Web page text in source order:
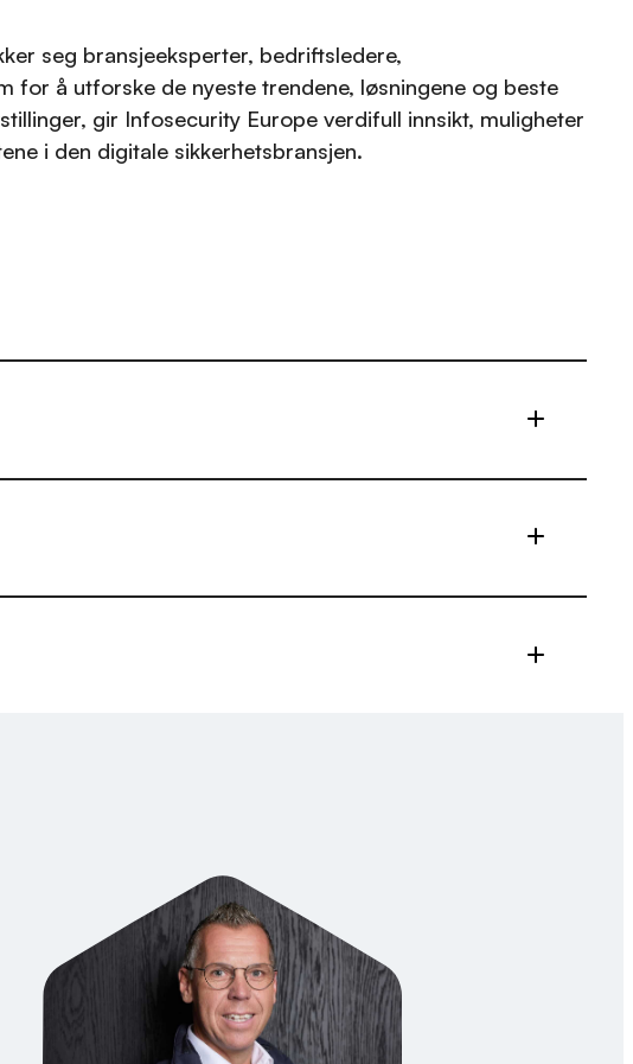
seg bransjeeksperter, bedriftsledere,
for å utforske de nyeste trendene, løsningene og beste
gir Infosecurity Europe verdifull innsikt, muligheter
i den digitale sikkerhetsbransjen.